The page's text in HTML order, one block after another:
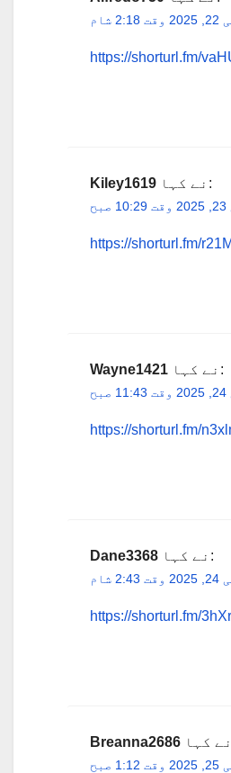
شام
https://shorturl.fm/
Kiley1619 نے کہا:
https://shorturl.fm/
Wayne1421 نے کہا:
https://shorturl.fm/
Dane3368 نے کہا:
شام
https://shorturl.fm/
Breanna2686
صبح